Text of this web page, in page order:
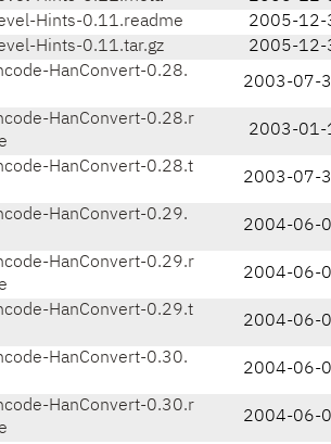
Hints-0.11.readme
2005-12-
Hints-0.11.tar.gz
2005-12-
HanConvert-0.28.
2003-07-
HanConvert-0.28.r
2003-01-
HanConvert-0.28.t
2003-07-
HanConvert-0.29.
2004-06-
HanConvert-0.29.r
2004-06-
HanConvert-0.29.t
2004-06-
HanConvert-0.30.
2004-06-
HanConvert-0.30.r
2004-06-